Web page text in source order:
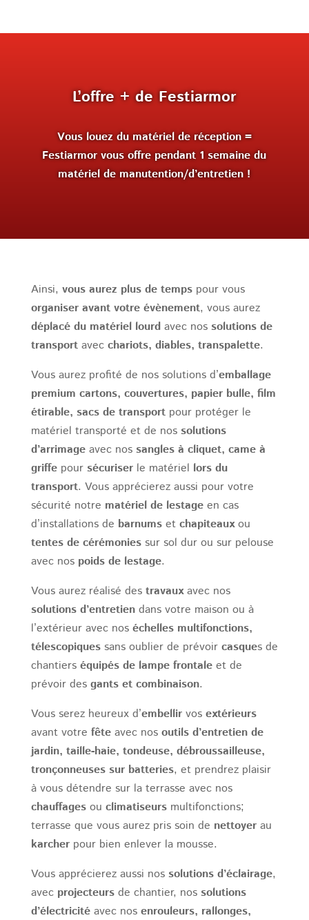
L’offre + de Festiarmor
Vous louez du matériel de réception =
Festiarmor vous offre pendant 1 semaine du
matériel de manutention/d’entretien !
Ainsi, vous aurez plus de tempspour vous
organiser avant votre évènement, vous aurez
déplacé du matériel lourdavec nos solutions de
transportavec chariots, diables, transpalette.
Vous aurez profité de nos solutions d’emballage
premium cartons, couvertures, papier bulle, film
étirable, sacs de transportpour protéger le
matériel transporté et de nos solutions
d’arrimageavec nos sangles à cliquet, came à
griffepour sécuriserle matériel lors du
transport. Vous apprécierez aussi pour votre
sécurité notre matériel de lestageen cas
d’installations de barnumset chapiteauxou
tentes de cérémoniessur sol dur ou sur pelouse
avec nos poids de lestage.
Vous aurez réalisé des travauxavec nos
solutions d’entretiendans votre maison ou à
l’extérieur avec nos échelles multifonctions,
télescopiquessans oublier de prévoir casques de
chantiers équipés de lampe frontaleet de
prévoir des gants et combinaison.
Vous serez heureux d’embellirvos extérieurs
avant votre fêteavec nos outils d’entretien de
jardin, taille-haie, tondeuse, débroussailleuse,
tronçonneuses sur batteries, et prendrez plaisir
à vous détendre sur la terrasse avec nos
chauffagesou climatiseursmultifonctions;
terrasse que vous aurez pris soin de nettoyerau
karcherpour bien enlever la mousse.
Vous apprécierez aussi nos solutions d’éclairage,
avec projecteursde chantier, nos solutions
d’électricitéavec nos enrouleurs, rallonges,